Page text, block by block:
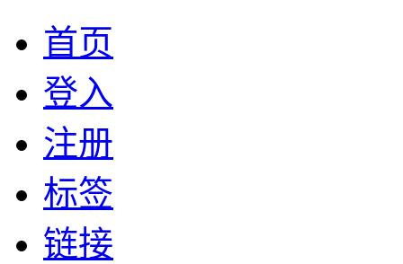
首页
登入
注册
标签
链接